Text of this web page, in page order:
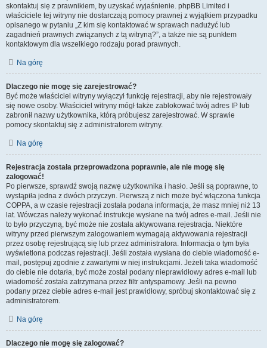
skontaktuj się z prawnikiem, by uzyskać wyjaśnienie. phpBB Limited i
właściciele tej witryny nie dostarczają pomocy prawnej z wyjątkiem przypadku
opisanego w pytaniu „Z kim się kontaktować w sprawach nadużyć lub
zagadnień prawnych związanych z tą witryną?”, a także nie są punktem
kontaktowym dla wszelkiego rodzaju porad prawnych.
Na górę
Dlaczego nie mogę się zarejestrować?
Być może właściciel witryny wyłączył funkcję rejestracji, aby nie rejestrowały
się nowe osoby. Właściciel witryny mógł także zablokować twój adres IP lub
zabronił nazwy użytkownika, którą próbujesz zarejestrować. W sprawie
pomocy skontaktuj się z administratorem witryny.
Na górę
Rejestracja została przeprowadzona poprawnie, ale nie mogę się
zalogować!
Po pierwsze, sprawdź swoją nazwę użytkownika i hasło. Jeśli są poprawne, to
wystąpiła jedna z dwóch przyczyn. Pierwszą z nich może być włączona funkcja
COPPA, a w czasie rejestracji została podana informacja, że masz mniej niż 13
lat. Wówczas należy wykonać instrukcje wysłane na twój adres e-mail. Jeśli nie
to było przyczyną, być może nie została aktywowana rejestracja. Niektóre
witryny przed pierwszym zalogowaniem wymagają aktywowania rejestracji
przez osobę rejestrującą się lub przez administratora. Informacja o tym była
wyświetlona podczas rejestracji. Jeśli została wysłana do ciebie wiadomość e-
mail, postępuj zgodnie z zawartymi w niej instrukcjami. Jeżeli taka wiadomość
do ciebie nie dotarła, być może został podany nieprawidłowy adres e-mail lub
wiadomość została zatrzymana przez filtr antyspamowy. Jeśli na pewno
podany przez ciebie adres e-mail jest prawidłowy, spróbuj skontaktować się z
administratorem.
Na górę
Dlaczego nie mogę się zalogować?